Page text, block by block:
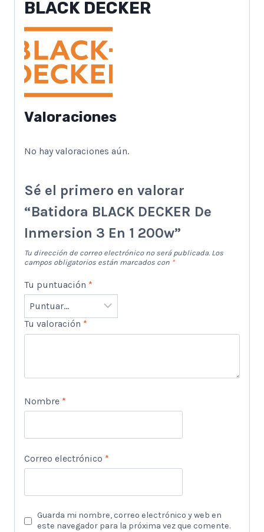
BLACK DECKER
Valoraciones
No hay valoraciones aún.
Sé el primero en valorar
“Batidora BLACK DECKER De
Inmersion 3 En 1 200w”
Tu dirección de correo electrónico no será publicada. Los
campos obligatorios están marcados con *
Tu puntuación *
Tu valoración *
Nombre *
Correo electrónico *
Guarda mi nombre, correo electrónico y web en
este navegador para la próxima vez que comente.